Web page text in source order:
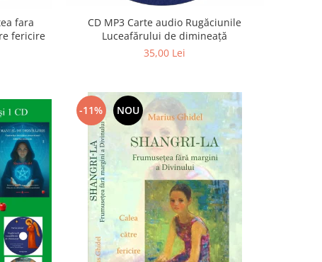
fara
fericire
CD MP3 Carte audio Rugăciunile
Luceafărului de dimineață
35,00 Lei
-11% NOU